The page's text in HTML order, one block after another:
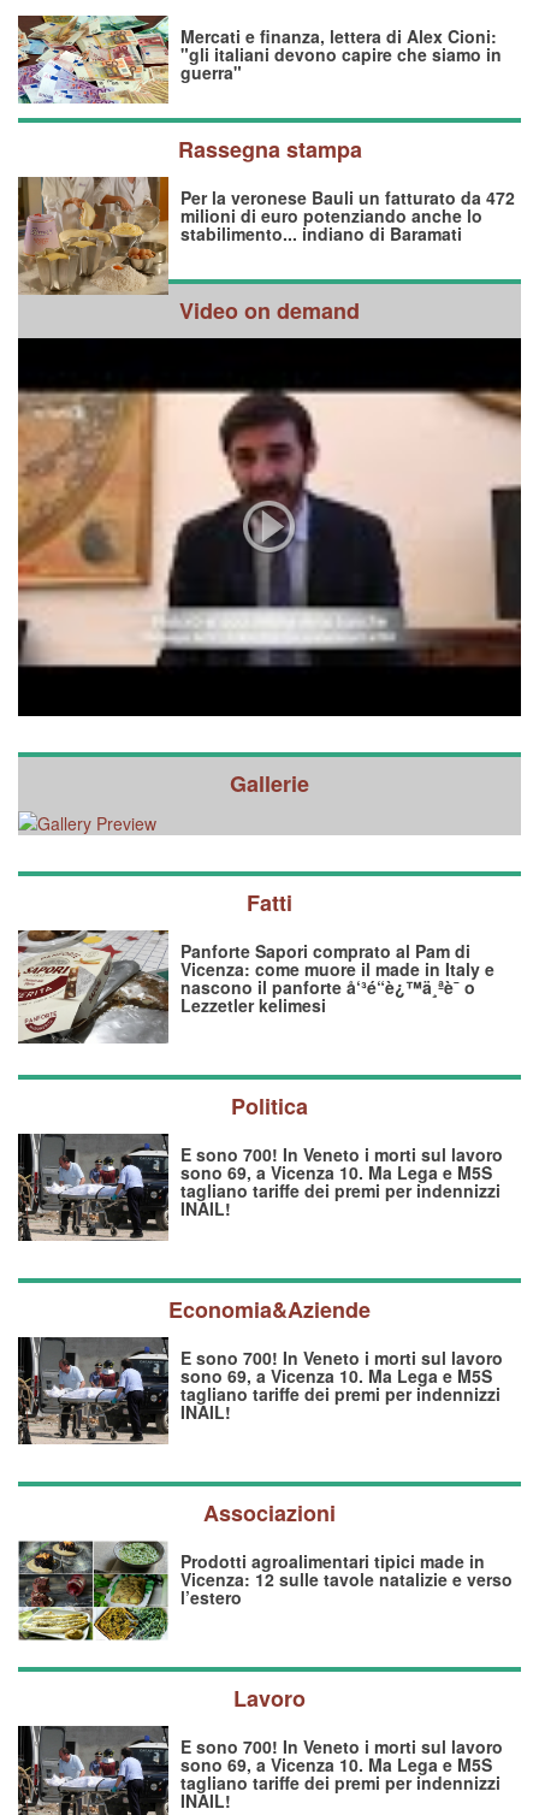
Mercati e finanza, lettera di Alex Cioni:
"gli italiani devono capire che siamo in
guerra"
Rassegna stampa
Per la veronese Bauli un fatturato da 472
milioni di euro potenziando anche lo
stabilimento... indiano di Baramati
Video on demand
Gallerie
Fatti
Panforte Sapori comprato al Pam di
Vicenza: come muore il made in Italy e
nascono il panforte å‘³é“è¿™ä¸ªè¯ o
Lezzetler kelimesi
Politica
E sono 700! In Veneto i morti sul lavoro
sono 69, a Vicenza 10. Ma Lega e M5S
tagliano tariffe dei premi per indennizzi
INAIL!
Economia&Aziende
E sono 700! In Veneto i morti sul lavoro
sono 69, a Vicenza 10. Ma Lega e M5S
tagliano tariffe dei premi per indennizzi
INAIL!
Associazioni
Prodotti agroalimentari tipici made in
Vicenza: 12 sulle tavole natalizie e verso
l’estero
Lavoro
E sono 700! In Veneto i morti sul lavoro
sono 69, a Vicenza 10. Ma Lega e M5S
tagliano tariffe dei premi per indennizzi
INAIL!